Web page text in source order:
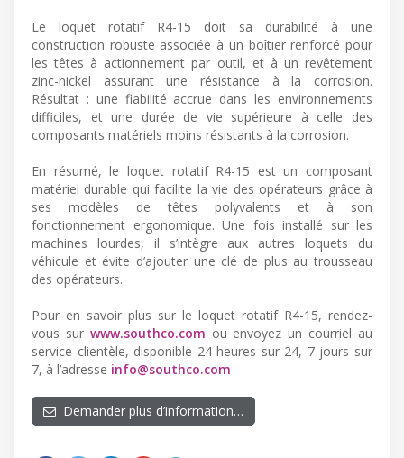
Le loquet rotatif R4-15 doit sa durabilité à une
construction robuste associée à un boîtier renforcé pour
les têtes à actionnement par outil, et à un revêtement
zinc-nickel assurant une résistance à la corrosion.
Résultat : une fiabilité accrue dans les environnements
difficiles, et une durée de vie supérieure à celle des
composants matériels moins résistants à la corrosion.
En résumé, le loquet rotatif R4-15 est un composant
matériel durable qui facilite la vie des opérateurs grâce à
ses modèles de têtes polyvalents et à son
fonctionnement ergonomique. Une fois installé sur les
machines lourdes, il s’intègre aux autres loquets du
véhicule et évite d’ajouter une clé de plus au trousseau
des opérateurs.
Pour en savoir plus sur le loquet rotatif R4-15, rendez-
vous sur www.southco.com ou envoyez un courriel au
service clientèle, disponible 24 heures sur 24, 7 jours sur
7, à l’adresse info@southco.com
Demander plus d’information…